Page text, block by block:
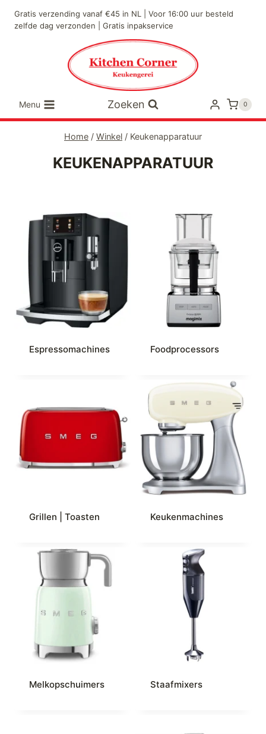
naar
Gratis verzending vanaf €45 in NL | Voor 16:00 uur besteld
zelfde dag verzonden | Gratis inpakservice
Menu Zoeken 0
Home / Winkel / Keukenapparatuur
KEUKENAPPARATUUR
Espressomachines Foodprocessors
Grillen | Toasten Keukenmachines
Melkopschuimers Staafmixers